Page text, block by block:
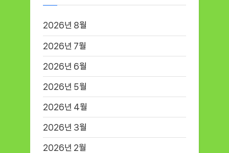
2026년 8월
2026년 7월
2026년 6월
2026년 5월
2026년 4월
2026년 3월
2026년 2월